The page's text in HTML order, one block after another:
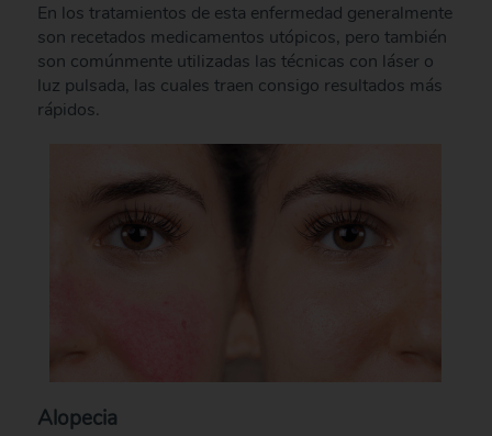
En los tratamientos de esta enfermedad generalmente
son recetados medicamentos utópicos, pero también
son comúnmente utilizadas las técnicas con láser o
luz pulsada, las cuales traen consigo resultados más
rápidos.
Alopecia